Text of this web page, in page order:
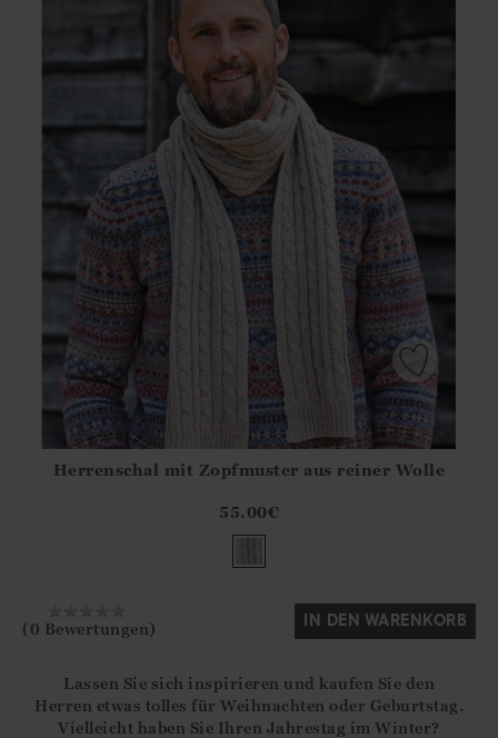
?? ""
Nein
Herrenschal mit Zopfmuster aus reiner Wolle
55.00€
(0 Bewertungen) IN DEN WARENKORB
Lassen Sie sich inspirieren und kaufen Sie den
Herren etwas tolles für Weihnachten oder Geburtstag.
Vielleicht haben Sie Ihren Jahrestag im Winter?